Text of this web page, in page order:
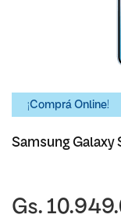
¡Comprá Online!
Samsung Galaxy
Gs.